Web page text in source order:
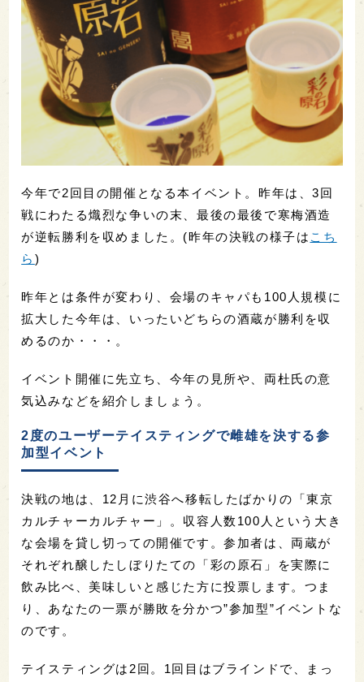
今年で2回目の開催となる本イベント。昨年は、3回
戦にわたる熾烈な争いの末、最後の最後で寒梅酒造
が逆転勝利を収めました。(昨年の決戦の様子は こち
ら )
昨年とは条件が変わり、会場のキャパも100人規模に
拡大した今年は、いったいどちらの酒蔵が勝利を収
めるのか・・・。
イベント開催に先立ち、今年の見所や、両杜氏の意
気込みなどを紹介しましょう。
2度のユーザーテイスティングで雌雄を決する参
加型イベント
決戦の地は、12月に渋谷へ移転したばかりの「東京
カルチャーカルチャー」。収容人数100人という大き
な会場を貸し切っての開催です。参加者は、両蔵が
それぞれ醸したしぼりたての「彩の原石」を実際に
飲み比べ、美味しいと感じた方に投票します。つま
り、あなたの一票が勝敗を分かつ”参加型”イベントな
のです。
テイスティングは2回。1回目はブラインドで、まっ